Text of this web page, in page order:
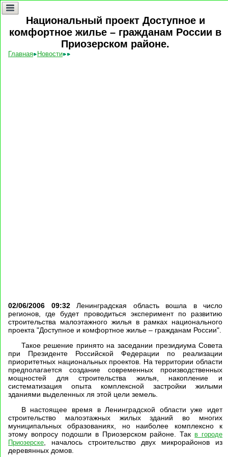
Национальный проект Доступное и
комфортное жилье – гражданам России в
Приозерском районе.
Главная Новости
02/06/2006 09:32Ленинградская область вошла в число
регионов, где будет проводиться эксперимент по развитию
строительства малоэтажного жилья в рамках национального
проекта "Доступное и комфортное жилье – гражданам России".
Такое решение принято на заседании президиума Совета
при Президенте Российской Федерации по реализации
приоритетных национальных проектов. На территории области
предполагается создание современных производственных
мощностей для строительства жилья, накопление и
систематизация опыта комплексной застройки жилыми
зданиями выделенных ля этой цели земель.
В настоящее время в Ленинградской области уже идет
строительство малоэтажных жилых зданий во многих
муниципальных образованиях, но наиболее комплексно к
этому вопросу подошли в Приозерском районе. Так в городе
Приозерске, началось строительство двух микрорайонов из
деревянных домов.